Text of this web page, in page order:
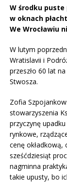
W środku puste
w oknach
We Wrocławiu
W lutym
Wratislavii i
przeszło 60 lat
Stwosza.
Zofia
stowarzyszenia
przyczynę
rynkowe,
cenę okładkową,
sześćdziesiąt
nagminna
takie upusty, bo